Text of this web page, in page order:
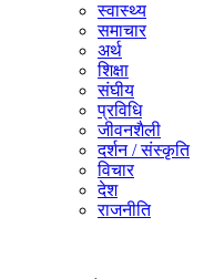
स्वास्थ्य
समाचार
अर्थ
शिक्षा
संघीय
प्रविधि
जीवनशैली
दर्शन / संस्कृति
विचार
देश
राजनीति